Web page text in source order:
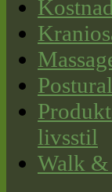
livsstil
Walk &